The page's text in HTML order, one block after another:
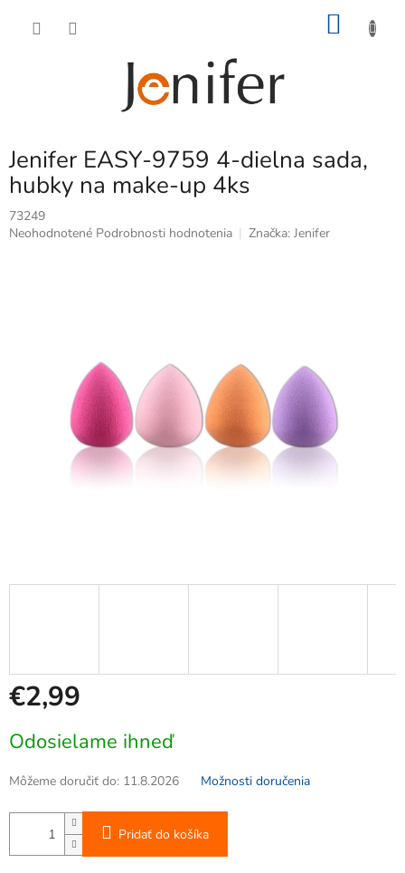
Jenifer EASY-9759 4-dielna sada,
hubky na make-up 4ks
73249
Priemerné
Neohodnotené Podrobnosti hodnotenia Značka: Jenifer
€2,99
cena:
Odosielame ihneď
Môžeme doručiť do: 11.8.2026 Možnosti doručenia
Pridať do košíka